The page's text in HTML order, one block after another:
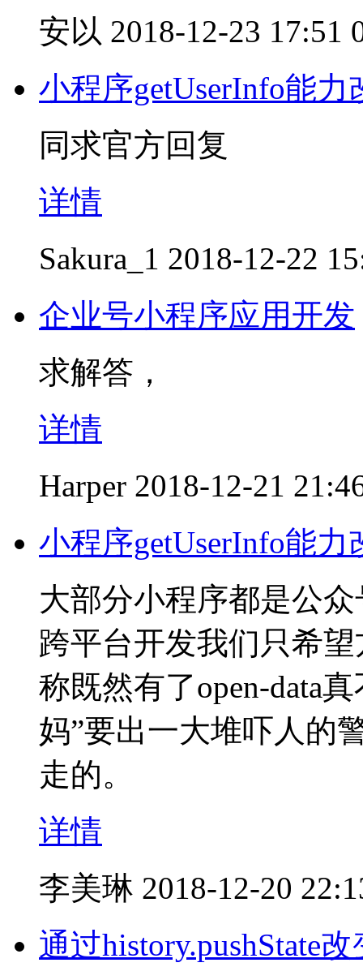
安以 2018-12-23 17:51
小程序getUserInfo能力
同求官方回复
详情
Sakura_1 2018-12-22
企业号小程序应用开发
求解答，
详情
Harper 2018-12-21
小程序getUserInfo能力
大部分小程序都是公
跨平台开发我们只希
称既然有了open-data
妈”要出一大堆吓人的
走的。
详情
李美琳 2018-12-20
通过history.pushState